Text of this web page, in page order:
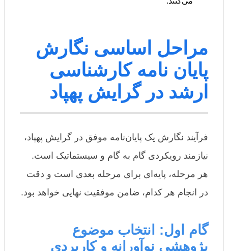
مراحل اساسی نگارش
پایان نامه کارشناسی
ارشد در گرایش پهپاد
فرآیند نگارش یک پایان‌نامه موفق در گرایش پهپاد،
نیازمند رویکردی گام به گام و سیستماتیک است.
هر مرحله، پایه‌ای برای مرحله بعدی است و دقت
در انجام هر کدام، ضامن موفقیت نهایی خواهد بود.
گام اول: انتخاب موضوع
پژوهشی نوآورانه و کاربردی